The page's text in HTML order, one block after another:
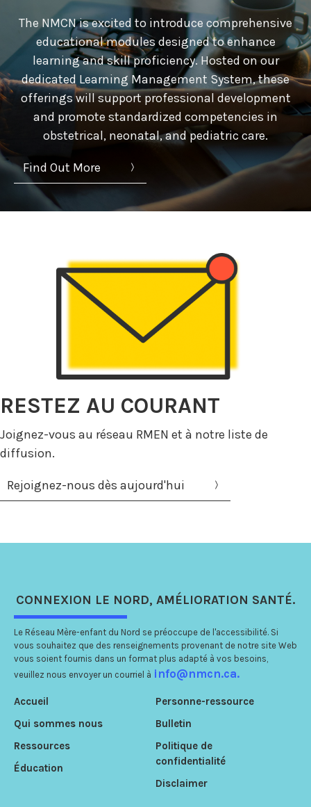
The NMCN is excited to introduce comprehensive
educational modules designed to enhance
learning and skill proficiency. Hosted on our
dedicated Learning Management System, these
offerings will support professional development
and promote standardized competencies in
obstetrical, neonatal, and pediatric care.
Find Out More
RESTEZ AU COURANT
Joignez-vous au réseau RMEN et à notre liste de
diffusion.
Rejoignez-nous dès aujourd'hui
CONNEXION LE NORD, AMÉLIORATION SANTÉ.
Le Réseau Mère-enfant du Nord se préoccupe de l'accessibilité. Si
vous souhaitez que des renseignements provenant de notre site Web
vous soient fournis dans un format plus adapté à vos besoins,
veuillez nous envoyer un courriel à info@nmcn.ca.
Accueil
Qui sommes nous
Ressources
Éducation
Personne-ressource
Bulletin
Politique de
confidentialité
Disclaimer